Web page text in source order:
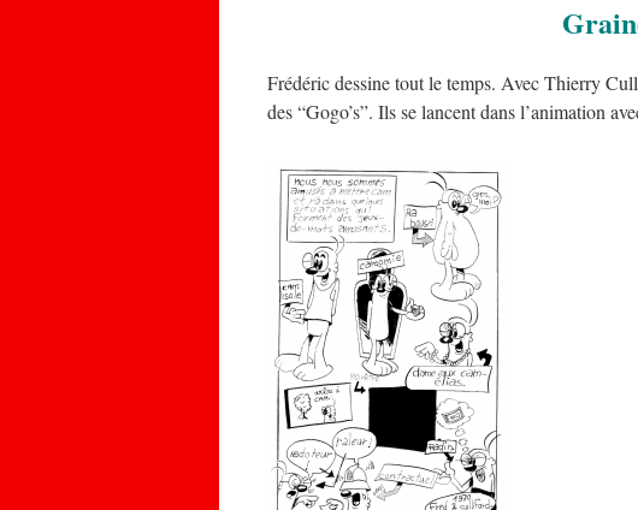
Frédéric dessine tout le temps. Avec Thierry
des “Gogo’s”. Ils se lancent dans l’animation